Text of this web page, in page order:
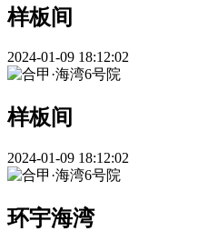
样板间
2024-01-09 18:12:02
样板间
2024-01-09 18:12:02
环宇海湾